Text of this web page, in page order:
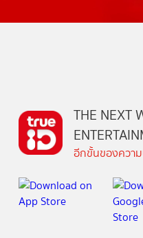
THE NEXT
อีกขั้นของควา